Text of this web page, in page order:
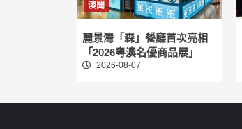
澳聞
麗景灣「森」餐廳首次亮相
「2026粵澳名優商品展」
2026-08-07